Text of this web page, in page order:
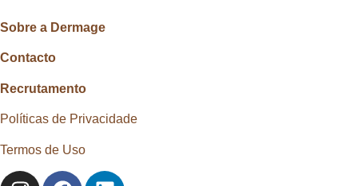
Sobre a Dermage
Contacto
Recrutamento
Políticas de Privacidade
Termos de Uso